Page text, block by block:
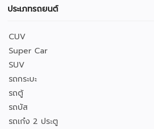
ประเภทรถยนต์
CUV
Super Car
SUV
รถกระบะ
รถตู้
รถบัส
รถเก๋ง 2 ประตู